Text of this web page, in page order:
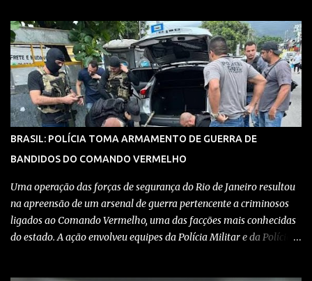
de coordenar atividades criminosas na região. Confira detalhes no
vídeo: Clique aqui para ter acesso ao livro O Brasil e a pandemia de
absurdos, escrito por juristas, economistas, jornalistas e
profissionais da saúde conservadores sobre os absurdos
praticados durante a pandemia de Covid-19, como tiranias,
campanhas anticientíficas, atos de corrupção,
inconstitucionalidades por notáveis autoridades, fraudes e muito
perseguidos por políticos e seus assessores nos grupos de
WhatsApp! Garanta acesso ao nosso conteúdo clicando aqui , para
entrar no grupo do Whats...
BRASIL: POLÍCIA TOMA ARMAMENTO DE GUERRA DE
BANDIDOS DO COMANDO VERMELHO
Uma operação das forças de segurança do Rio de Janeiro resultou
na apreensão de um arsenal de guerra pertencente a criminosos
ligados ao Comando Vermelho, uma das facções mais conhecidas
do estado. A ação envolveu equipes da Polícia Militar e da Polícia